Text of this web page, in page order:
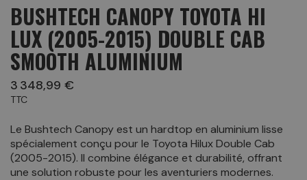
BUSHTECH CANOPY TOYOTA HI
LUX (2005-2015) DOUBLE CAB
SMOOTH ALUMINIUM
3 348,99 €
TTC
Le Bushtech Canopy est un hardtop en aluminium lisse
spécialement conçu pour le Toyota Hilux Double Cab
(2005-2015). Il combine élégance et durabilité, offrant
une solution robuste pour les aventuriers modernes.